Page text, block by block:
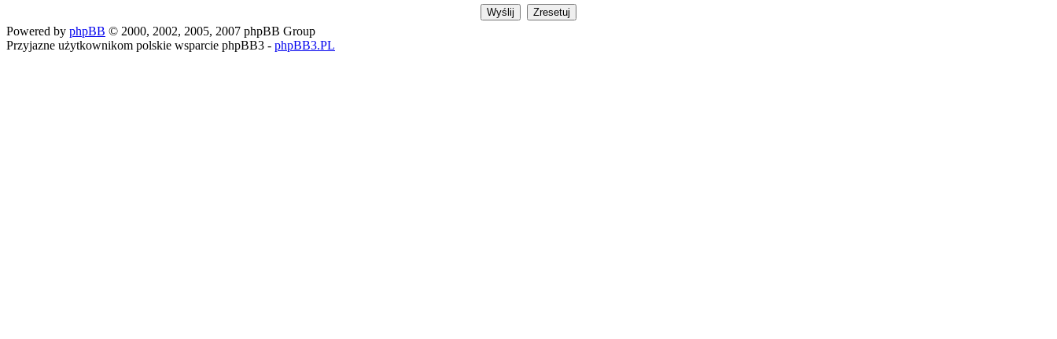
Powered by phpBB © 2000, 2002, 2005, 2007 phpBB Group
Przyjazne użytkownikom polskie wsparcie phpBB3 - phpBB3.PL